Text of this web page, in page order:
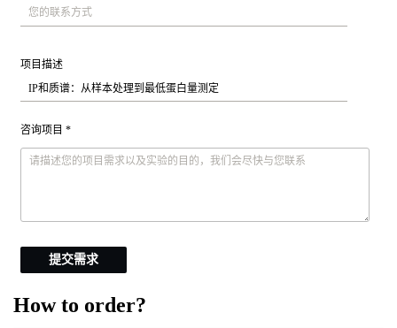
项目描述
咨询项目 *
提交需求
How to order?